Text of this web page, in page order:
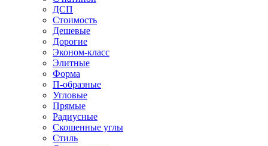
ДСП
Стоимость
Дешевые
Дорогие
Эконом-класс
Элитные
Форма
П-образные
Угловые
Прямые
Радиусные
Скошенные углы
Стиль